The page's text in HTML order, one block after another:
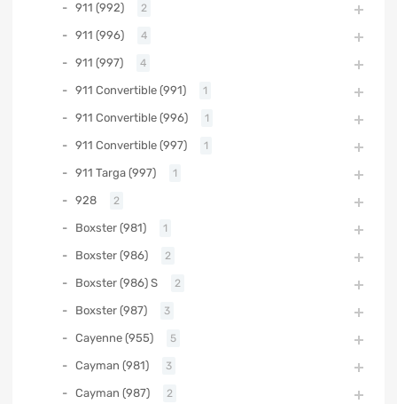
911 (992) 2
911 (996) 4
911 (997) 4
911 Convertible (991) 1
911 Convertible (996) 1
911 Convertible (997) 1
911 Targa (997) 1
928 2
Boxster (981) 1
Boxster (986) 2
Boxster (986) S 2
Boxster (987) 3
Cayenne (955) 5
Cayman (981) 3
Cayman (987) 2